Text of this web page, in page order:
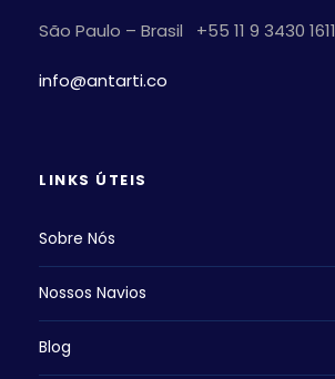
São Paulo – Brasil +55 11 9 3430 1611
info@antarti.co
LINKS ÚTEIS
Sobre Nós
Nossos Navios
Blog